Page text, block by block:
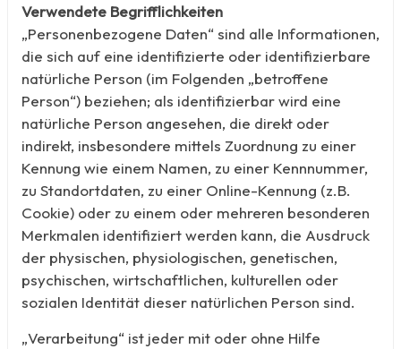
Verwendete Begrifflichkeiten
„Personenbezogene Daten“ sind alle Informationen,
die sich auf eine identifizierte oder identifizierbare
natürliche Person (im Folgenden „betroffene
Person“) beziehen; als identifizierbar wird eine
natürliche Person angesehen, die direkt oder
indirekt, insbesondere mittels Zuordnung zu einer
Kennung wie einem Namen, zu einer Kennnummer,
zu Standortdaten, zu einer Online-Kennung (z.B.
Cookie) oder zu einem oder mehreren besonderen
Merkmalen identifiziert werden kann, die Ausdruck
der physischen, physiologischen, genetischen,
psychischen, wirtschaftlichen, kulturellen oder
sozialen Identität dieser natürlichen Person sind.
„Verarbeitung“ ist jeder mit oder ohne Hilfe